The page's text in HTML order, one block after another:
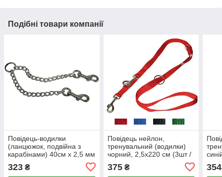
Подібні товари компанії
Повідець-водилки
(ланцюжок, подвійна з
карабінами) 40см х 2,5 мм
323 ₴
Повідець нейлон,
тренувальний (водилки)
чорний, 2,5x220 см (3шт /
375₴ 354